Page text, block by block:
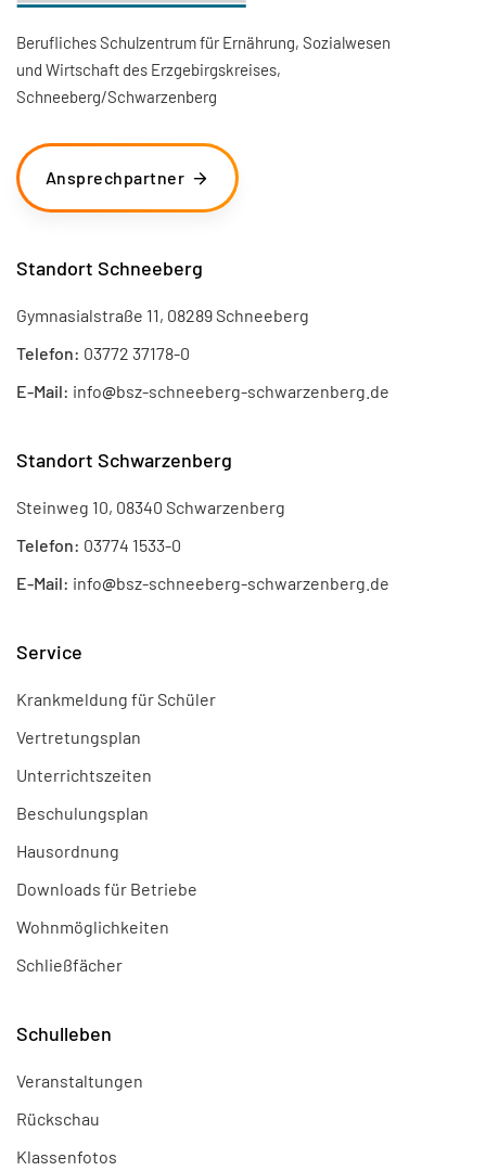
Berufliches Schulzentrum für Ernährung, Sozialwesen
und Wirtschaft des Erzgebirgskreises,
Schneeberg/Schwarzenberg
Ansprechpartner
Standort Schneeberg
Gymnasialstraße 11, 08289 Schneeberg
Telefon: 03772 37178-0
E-Mail: info@bsz-schneeberg-schwarzenberg.de
Standort Schwarzenberg
Steinweg 10, 08340 Schwarzenberg
Telefon: 03774 1533-0
E-Mail: info@bsz-schneeberg-schwarzenberg.de
Service
Krankmeldung für Schüler
Vertretungsplan
Unterrichtszeiten
Beschulungsplan
Hausordnung
Downloads für Betriebe
Wohnmöglichkeiten
Schließfächer
Schulleben
Veranstaltungen
Rückschau
Klassenfotos